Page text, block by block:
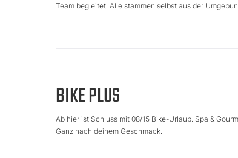
Team begleitet. Alle stammen selbst aus der
BIKE PLUS
Ab hier ist Schluss mit 08/15 Bike-Urlaub. Spa &
Ganz nach deinem Geschmack.